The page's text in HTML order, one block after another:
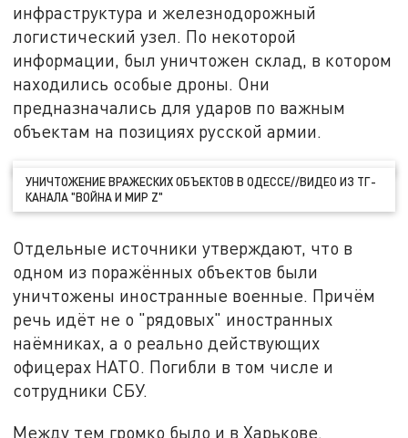
инфраструктура и железнодорожный
логистический узел. По некоторой
информации, был уничтожен склад, в котором
находились особые дроны. Они
предназначались для ударов по важным
объектам на позициях русской армии.
УНИЧТОЖЕНИЕ ВРАЖЕСКИХ ОБЪЕКТОВ В ОДЕССЕ//ВИДЕО ИЗ ТГ-
КАНАЛА "ВОЙНА И МИР Z"
Отдельные источники утверждают, что в
одном из поражённых объектов были
уничтожены иностранные военные. Причём
речь идёт не о "рядовых" иностранных
наёмниках, а о реально действующих
офицерах НАТО. Погибли в том числе и
сотрудники СБУ.
Между тем громко было и в Харькове.